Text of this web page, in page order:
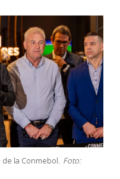
la Conmebol. Foto: